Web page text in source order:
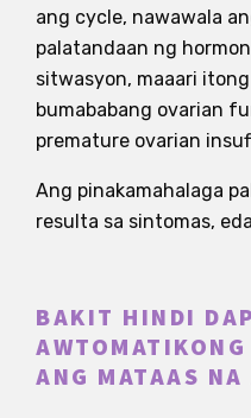
ang cycle, nawawala
palatandaan ng
sitwasyon, maaari
bumababang ovarian
premature ovarian
Ang pinakamahalaga
resulta sa sintomas,
BAKIT HINDI
ANG MATAAS NA